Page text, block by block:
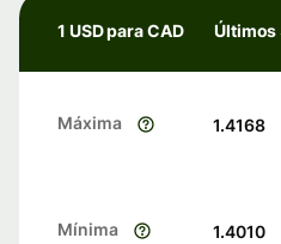
1 USD para CAD Últimos
Máxima 1.4168
Mínima 1.4010